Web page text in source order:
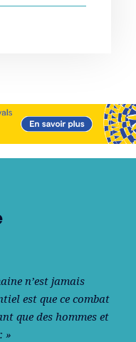
n’est jamais
est que ce combat
que des hommes et
»